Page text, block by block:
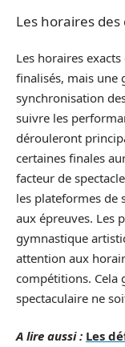
Les horaires
Les horaires
finalisés, mais une
synchronisation
suivre les
dérouleront
certaines finales
facteur de
les plateformes de
aux épreuves. Les
gymnastique
attention aux
compétitions. Cela
spectaculaire ne
A lire aussi : Les